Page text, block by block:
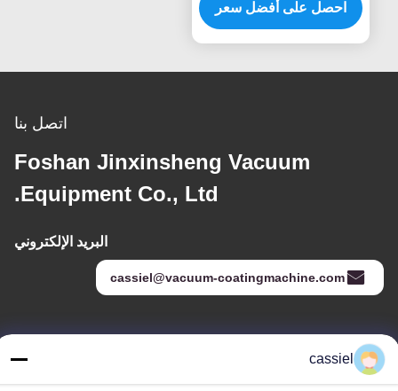
للمجوهرات الفاخرة
احصل على أفضل سعر
اتصل بنا
Foshan Jinxinsheng Vacuum
Equipment Co., Ltd.
البريد الإلكتروني
cassiel@vacuum-coatingmachine.com
العنوان
cassiel